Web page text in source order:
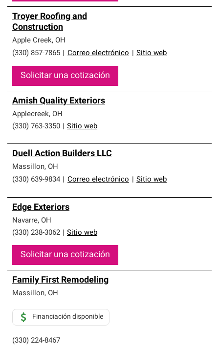
Troyer Roofing and
Construction
Apple Creek, OH
(330) 857-7865
Correo electrónico Sitio web
Solicitar una cotización
Amish Quality Exteriors
Applecreek, OH
(330) 763-3350
Sitio web
Duell Action Builders LLC
Massillon, OH
(330) 639-9834
Correo electrónico Sitio web
Edge Exteriors
Navarre, OH
(330) 238-3062
Sitio web
Solicitar una cotización
Family First Remodeling
Massillon, OH
(330) 224-8467
Financiación disponible